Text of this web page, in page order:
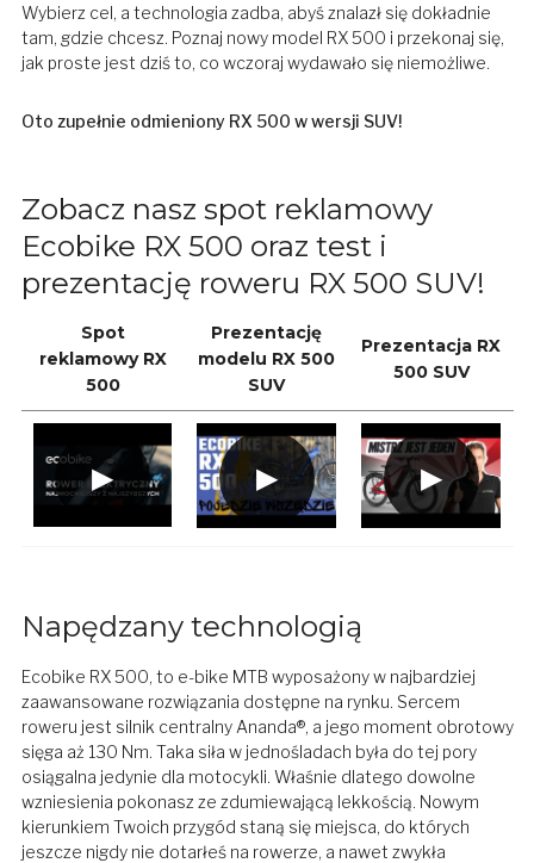
Wybierz cel, a technologia zadba, abyś znalazł się dokładnie
tam, gdzie chcesz. Poznaj nowy model RX 500 i przekonaj się,
jak proste jest dziś to, co wczoraj wydawało się niemożliwe.
Oto zupełnie odmieniony RX 500 w wersji SUV!
Zobacz nasz spot reklamowy
Ecobike RX 500 oraz test i
prezentację roweru RX 500 SUV!
Spot
reklamowy RX
500
Prezentację
modelu RX 500
SUV
Prezentacja RX
500 SUV
Napędzany technologią
Ecobike RX 500, to e-bike MTB wyposażony w najbardziej
zaawansowane rozwiązania dostępne na rynku. Sercem
roweru jest silnik centralny Ananda®, a jego moment obrotowy
sięga aż 130 Nm. Taka siła w jednośladach była do tej pory
osiągalna jedynie dla motocykli. Właśnie dlatego dowolne
wzniesienia pokonasz ze zdumiewającą lekkością. Nowym
kierunkiem Twoich przygód staną się miejsca, do których
jeszcze nigdy nie dotarłeś na rowerze, a nawet zwykła